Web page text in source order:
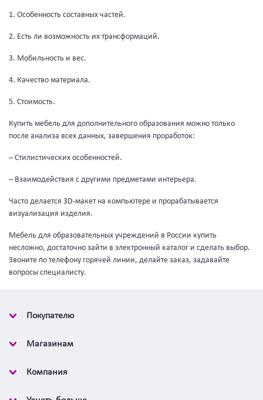
1. Особенность составных частей.
2. Есть ли возможность их трансформаций.
3. Мобильность и вес.
4. Качество материала.
5. Стоимость.
Купить мебель для дополнительного образования можно только
после анализа всех данных, завершения проработок:
– Стилистических особенностей.
– Взаимодействия с другими предметами интерьера.
Часто делается 3D-макет на компьютере и прорабатывается
визуализация изделия.
Мебель для образовательных учреждений в России купить
несложно, достаточно зайти в электронный каталог и сделать выбор.
Звоните по телефону горячей линии, делайте заказ, задавайте
вопросы специалисту.
Покупателю
Магазинам
Компания